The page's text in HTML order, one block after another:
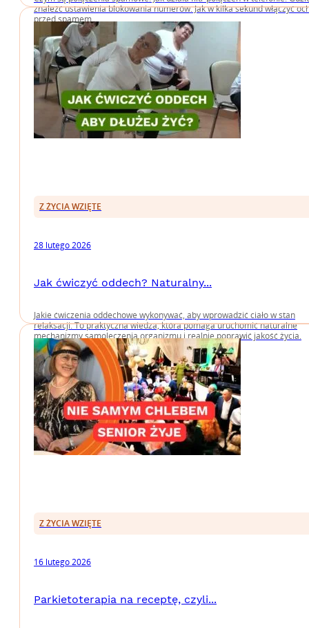
znaleźć ustawienia blokowania numerów. Jak w kilka sekund włączyć
przed spamem
Z ŻYCIA WZIĘTE
28 lutego 2026
Jak ćwiczyć oddech? Naturalny...
Jakie ćwiczenia oddechowe wykonywać, aby wprowadzić ciało w stan
relaksacji. To praktyczna wiedza, która pomaga uruchomić naturalne
mechanizmy samoleczenia organizmu i realnie poprawić jakość życia.
Z ŻYCIA WZIĘTE
16 lutego 2026
Parkietoterapia na receptę, czyli...